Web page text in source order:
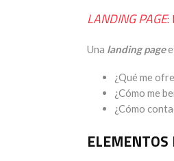
LANDING PAGE:
Una landing page
¿Qué me
¿Cómo me
¿Cómo